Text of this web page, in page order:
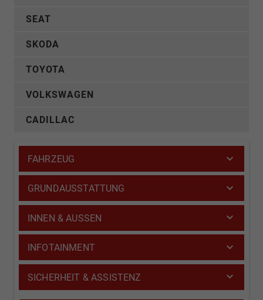
SEAT
SKODA
TOYOTA
VOLKSWAGEN
CADILLAC
FAHRZEUG
GRUNDAUSSTATTUNG
INNEN & AUSSEN
INFOTAINMENT
SICHERHEIT & ASSISTENZ